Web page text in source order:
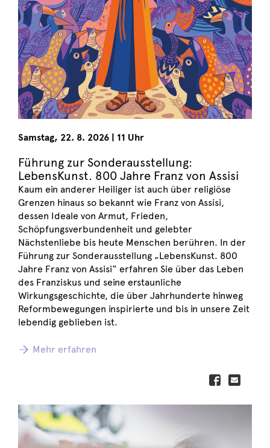
Samstag, 22. 8. 2026 | 11 Uhr
Führung zur Sonderausstellung:
LebensKunst. 800 Jahre Franz von Assisi
Kaum ein anderer Heiliger ist auch über religiöse
Grenzen hinaus so bekannt wie Franz von Assisi,
dessen Ideale von Armut, Frieden,
Schöpfungsverbundenheit und gelebter
Nächstenliebe bis heute Menschen berühren. In der
Führung zur Sonderausstellung „LebensKunst. 800
Jahre Franz von Assisi“ erfahren Sie über das Leben
des Franziskus und seine erstaunliche
Wirkungsgeschichte, die über Jahrhunderte hinweg
Reformbewegungen inspirierte und bis in unsere Zeit
lebendig geblieben ist.
Mehr erfahren